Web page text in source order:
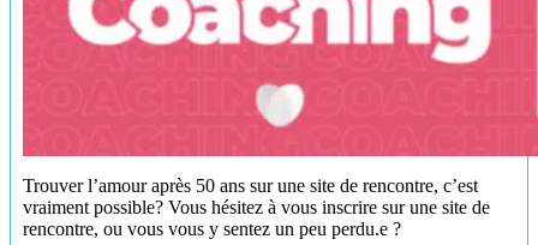
Trouver l’amour après 50 ans sur une site de rencontre, c’est
vraiment possible? Vous hésitez à vous inscrire sur une site de
rencontre, ou vous vous y sentez un peu perdu.e ?